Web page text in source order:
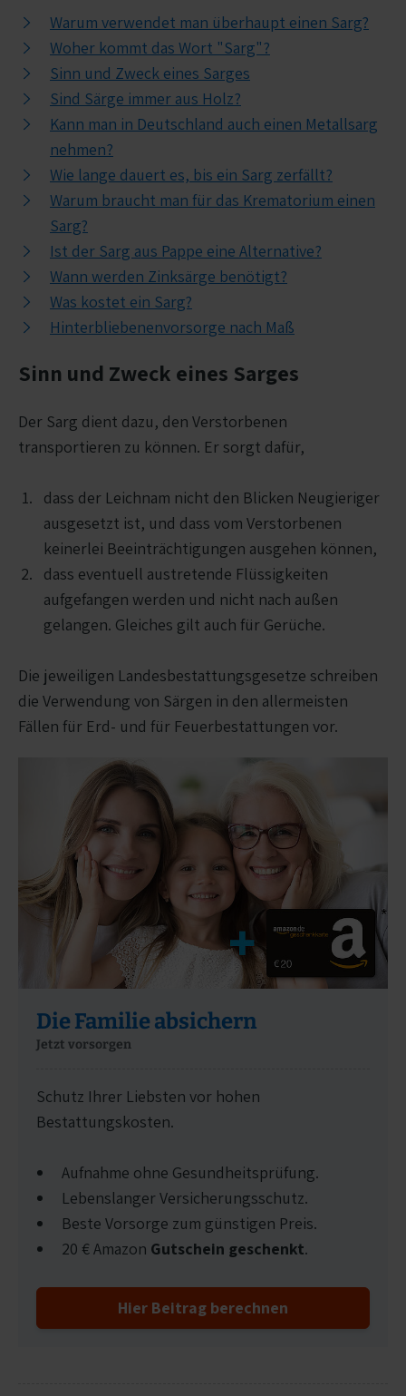
Austreten von Flüssigkeiten und
Gerüchen. In den meisten Bundesländern ist
ein Sarg bei Erd- und Feuerbestattungen
gesetzlich vorgeschrieben.
Sargmaterial:Für eine klassische
Erdbestattung wird ein Holzsarg genutzt.
Dieser ermöglicht einen
Zersetzungsprozess und somit die
sogenannte Übergabe des Leichnams an das
Erdreich nach einer gewissen Zeit.
Kosten:Diese variieren stark, von einfachen
Modellen bis hin zu exklusiven
Ausführungen. Särge für Erdbestattungen
sind in der Regel teurer als Särge für
Feuerbestattungen. Lassen Sie sich nicht
„Armensarg“ oder „Sozialhilfesarg“
beeinflussen.
Warum verwendet man überhaupt einen Sarg?
Woher kommt das Wort "Sarg"?
Sinn und Zweck eines Sarges
Sind Särge immer aus Holz?
Kann man in Deutschland auch einen Metallsarg
nehmen?
Wie lange dauert es, bis ein Sarg zerfällt?
Warum braucht man für das Krematorium einen
Sarg?
Ist der Sarg aus Pappe eine Alternative?
Wann werden Zinksärge benötigt?
Was kostet ein Sarg?
Hinterbliebenenvorsorge nach Maß
Sinn und Zweck eines Sarges
Der Sarg dient dazu, den Verstorbenen
transportieren zu können. Er sorgt dafür,
dass der Leichnam nicht den Blicken Neugieriger
ausgesetzt ist, und dass vom Verstorbenen
keinerlei Beeinträchtigungen ausgehen können,
dass eventuell austretende Flüssigkeiten
aufgefangen werden und nicht nach außen
gelangen. Gleiches gilt auch für Gerüche.
Die jeweiligen Landesbestattungsgesetze schreiben
die Verwendung von Särgen in den allermeisten
Fällen für Erd- und für Feuerbestattungen vor.
Die Familie absichern
Jetzt vorsorgen
Schutz Ihrer Liebsten vor hohen
Bestattungskosten.
Aufnahme ohne Gesundheitsprüfung.
Lebenslanger Versicherungsschutz.
Beste Vorsorge zum günstigen Preis.
20 € Amazon Gutschein geschenkt.
Hier Beitrag berechnen